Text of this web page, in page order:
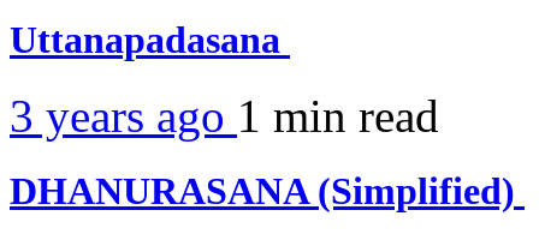
Uttanapadasana
3 years ago 1 min read
DHANURASANA (Simplified)